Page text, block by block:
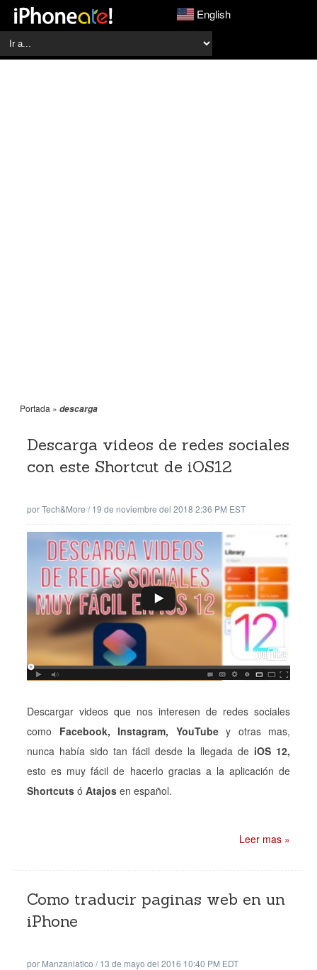
English
Portada » descarga
Descarga videos de redes sociales
con este Shortcut de iOS12
porTech&More /19 de noviembre del 2018 2:36 PM EST
Descargar videos que nos interesen de redes sociales
como Facebook, Instagram, YouTubey otras mas,
nunca había sido tan fácil desde la llegada de iOS 12,
esto es muy fácil de hacerlo gracias a la aplicación de
Shortcuts ó Atajos en español.
Leer mas »
Como traducir paginas web en un
iPhone
por Manzaniatico /13 de mayo del 2016 10:40 PM EDT